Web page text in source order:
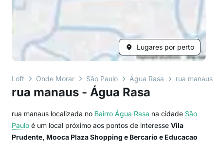
Lugares por perto
Loft Onde Morar São Paulo Água Rasa rua manaus
rua manaus - Água Rasa
rua manaus localizada no Bairro Água Rasa na cidade São
Paulo é um local próximo aos pontos de interesse Vila
Prudente, Mooca Plaza Shopping e Bercario e Educacao